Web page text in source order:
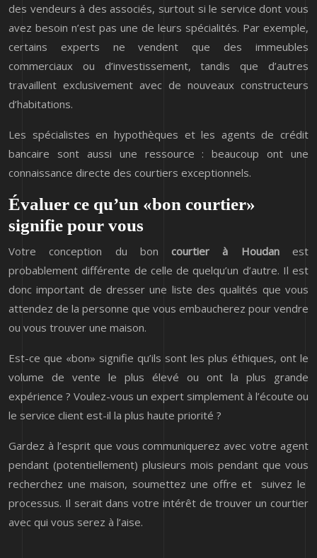
des vendeurs à des associés, surtout si le service dont vous
avez besoin n’est pas une de leurs spécialités. Par exemple,
certains experts ne vendent que des immeubles
commerciaux ou d’investissement, tandis que d’autres
travaillent exclusivement avec de nouveaux constructeurs
d’habitations.
Les spécialistes en hypothèques et les agents de crédit
bancaire sont aussi une ressource : beaucoup ont une
connaissance directe des courtiers exceptionnels.
Évaluer ce qu’un «bon courtier»
signifie pour vous
Votre conception du boncourtier à Houdanest
probablement différente de celle de quelqu’un d’autre. Il est
donc important de dresser une liste des qualités que vous
attendez de la personne que vous embaucherez pour vendre
ou vous trouver une maison.
Est-ce que «bon» signifie qu’ils sont les plus éthiques, ont le
volume de vente le plus élevé ou ont la plus grande
expérience ? Voulez-vous un expert simplement à l’écoute ou
le service client est-il la plus haute priorité ?
Gardez à l’esprit que vous communiquerez avec votre agent
pendant (potentiellement) plusieurs mois pendant que vous
recherchez une maison, soumettez une offre et suivez le
processus. Il serait dans votre intérêt de trouver un courtier
avec qui vous serez à l’aise.